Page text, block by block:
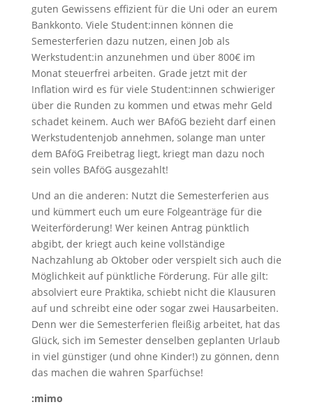
guten Gewissens effizient für die Uni oder an eurem
Bankkonto. Viele Student:innen können die
Semesterferien dazu nutzen, einen Job als
Werkstudent:in anzunehmen und über 800€ im
Monat steuerfrei arbeiten. Grade jetzt mit der
Inflation wird es für viele Student:innen schwieriger
über die Runden zu kommen und etwas mehr Geld
schadet keinem. Auch wer BAföG bezieht darf einen
Werkstudentenjob annehmen, solange man unter
dem BAföG Freibetrag liegt, kriegt man dazu noch
sein volles BAföG ausgezahlt!
Und an die anderen: Nutzt die Semesterferien aus
und kümmert euch um eure Folgeanträge für die
Weiterförderung! Wer keinen Antrag pünktlich
abgibt, der kriegt auch keine vollständige
Nachzahlung ab Oktober oder verspielt sich auch die
Möglichkeit auf pünktliche Förderung. Für alle gilt:
absolviert eure Praktika, schiebt nicht die Klausuren
auf und schreibt eine oder sogar zwei Hausarbeiten.
Denn wer die Semesterferien fleißig arbeitet, hat das
Glück, sich im Semester denselben geplanten Urlaub
in viel günstiger (und ohne Kinder!) zu gönnen, denn
das machen die wahren Sparfüchse!
:mimo